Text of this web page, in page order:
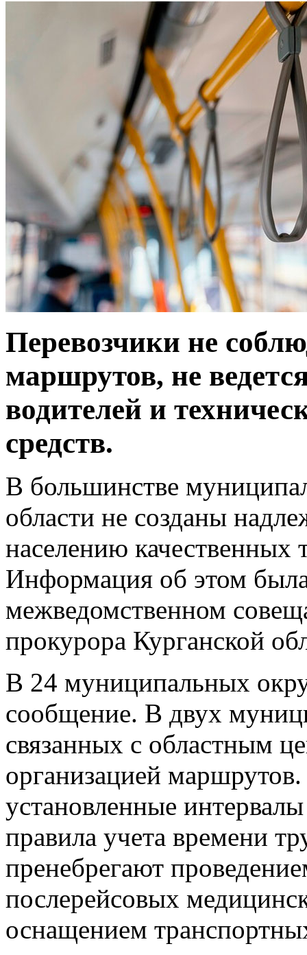
Перевозчики не
маршрутов, не
водителей и
средств.
В большинстве
области не созданы
населению качественных
Информация об этом
межведомственном
прокурора Курганской
В 24 муниципальных
сообщение. В двух
связанных с областным
организацией
установленные
правила учета времени
пренебрегают
послерейсовых
оснащением